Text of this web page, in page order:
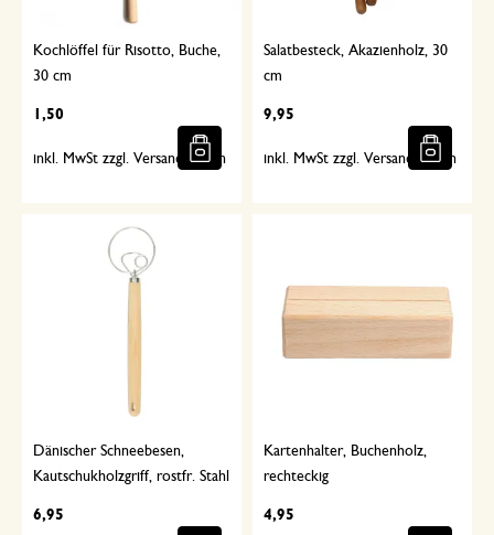
Kochlöffel für Risotto, Buche,
30 cm
1,50
inkl. MwSt zzgl. Versandkosten
Salatbesteck, Akazienholz, 30
cm
9,95
inkl. MwSt zzgl. Versandkosten
Dänischer Schneebesen,
Kautschukholzgriff, rostfr. Stahl
6,95
Kartenhalter, Buchenholz,
rechteckig
4,95